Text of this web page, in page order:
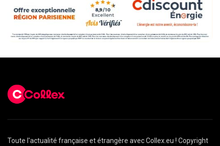
Toute l'actualité française et étrangère avec Collex.eu ! Copyright